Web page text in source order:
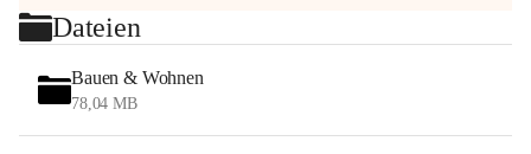
Dateien
Bauen & Wohnen
78,04 MB